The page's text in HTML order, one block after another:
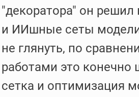
"декоратора" он решил
и ИИшные сеты
не глянуть, по
работами это
сетка и оптимизация